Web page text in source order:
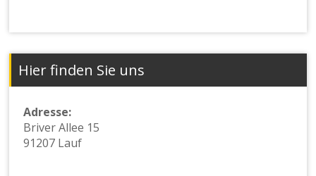
Hier finden Sie uns
Adresse:
Briver Allee 15
91207 Lauf